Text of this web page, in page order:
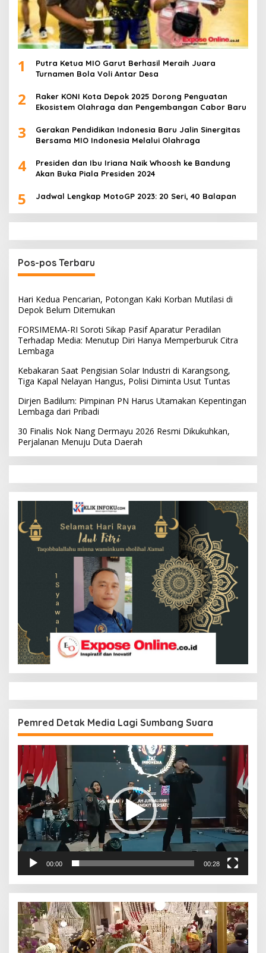
1
Putra Ketua MIO Garut Berhasil Meraih Juara
Turnamen Bola Voli Antar Desa
2
Raker KONI Kota Depok 2025 Dorong Penguatan
Ekosistem Olahraga dan Pengembangan Cabor Baru
3
Gerakan Pendidikan Indonesia Baru Jalin Sinergitas
Bersama MIO Indonesia Melalui Olahraga
4
Presiden dan Ibu Iriana Naik Whoosh ke Bandung
Akan Buka Piala Presiden 2024
5 Jadwal Lengkap MotoGP 2023: 20 Seri, 40 Balapan
Pos-pos Terbaru
Hari Kedua Pencarian, Potongan Kaki Korban Mutilasi di
Depok Belum Ditemukan
FORSIMEMA-RI Soroti Sikap Pasif Aparatur Peradilan
Terhadap Media: Menutup Diri Hanya Memperburuk Citra
Lembaga
Kebakaran Saat Pengisian Solar Industri di Karangsong,
Tiga Kapal Nelayan Hangus, Polisi Diminta Usut Tuntas
Dirjen Badilum: Pimpinan PN Harus Utamakan Kepentingan
Lembaga dari Pribadi
30 Finalis Nok Nang Dermayu 2026 Resmi Dikukuhkan,
Perjalanan Menuju Duta Daerah
Pemred Detak Media Lagi Sumbang Suara
Pemutar
00:00 00:28
Pemutar
Video